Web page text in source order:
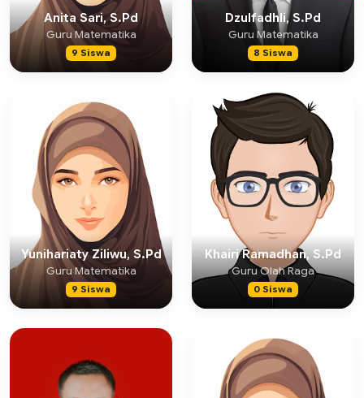
Anita Sari, S.Pd
Guru Matematika
9 Siswa
Dzulfadhli, S.Pd
Guru Matematika
8 Siswa
Yunihariaty Ziliwu, S.Pd
Guru Matematika
9 Siswa
Khairi Ramadhan, S.Pd
Guru Olah Raga
0 Siswa